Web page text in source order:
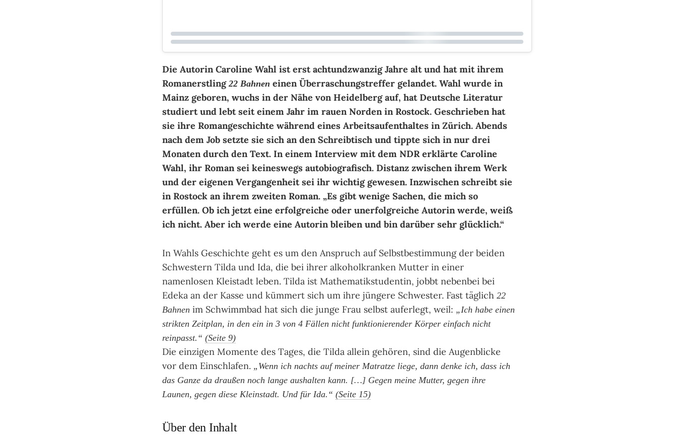
Die Autorin Caroline Wahl ist erst achtundzwanzig Jahre alt und hat mit ihrem
Romanerstling22 Bahnen einen Überraschungstreffer gelandet. Wahl wurde in
Mainz geboren, wuchs in der Nähe von Heidelberg auf, hat Deutsche Literatur
studiert und lebt seit einem Jahr im rauen Norden in Rostock. Geschrieben hat
sie ihre Romangeschichte während eines Arbeitsaufenthaltes in Zürich. Abends
nach dem Job setzte sie sich an den Schreibtisch und tippte sich in nur drei
Monaten durch den Text. In einem Interview mit dem NDR erklärte Caroline
Wahl, ihr Roman sei keineswegs autobiografisch. Distanz zwischen ihrem Werk
und der eigenen Vergangenheit sei ihr wichtig gewesen. Inzwischen schreibt sie
in Rostock an ihrem zweiten Roman. „Es gibt wenige Sachen, die mich so
erfüllen. Ob ich jetzt eine erfolgreiche oder unerfolgreiche Autorin werde, weiß
ich nicht. Aber ich werde eine Autorin bleiben und bin darüber sehr glücklich.“
In Wahls Geschichte geht es um den Anspruch auf Selbstbestimmung der beiden
Schwestern Tilda und Ida, die bei ihrer alkoholkranken Mutter in einer
namenlosen Kleistadt leben. Tilda ist Mathematikstudentin, jobbt nebenbei bei
Edeka an der Kasse und kümmert sich um ihre jüngere Schwester. Fast täglich 22
Bahnen im Schwimmbad hat sich die junge Frau selbst auferlegt, weil: „Ich habe einen
strikten Zeitplan, in den ein in 3 von 4 Fällen nicht funktionierender Körper einfach nicht
reinpasst.“ (Seite 9)
Die einzigen Momente des Tages, die Tilda allein gehören, sind die Augenblicke
vor dem Einschlafen. „Wenn ich nachts auf meiner Matratze liege, dann denke ich, dass ich
das Ganze da draußen noch lange aushalten kann. […] Gegen meine Mutter, gegen ihre
Launen, gegen diese Kleinstadt. Und für Ida.“ (Seite 15)
Über den Inhalt